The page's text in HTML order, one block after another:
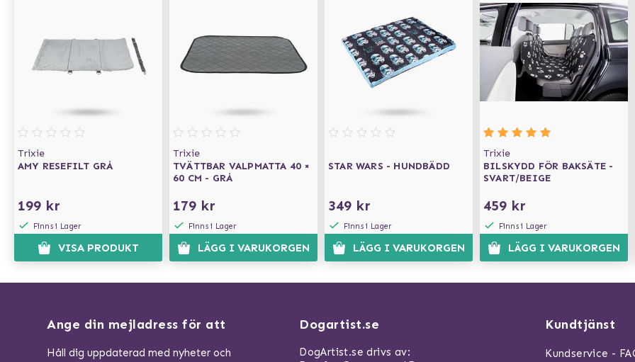
Trixie
AMY RESEFILT GRÅ
199 kr
Finns i Lager
VISA PRODUKT
Trixie
TVÄTTBAR VALPMATTA 40 ×
60 CM - GRÅ
179 kr
Finns i Lager
LÄGG I VARUKORGEN
STAR WARS - HUNDBÄDD
349 kr
Finns i Lager
LÄGG I VARUKORGEN
Trixie
BILSKYDD FÖR BAKSÄTE -
SVART/BEIGE
459 kr
Finns i Lager
LÄGG I VARUKORGEN
Ange din mejladress för att
Håll dig uppdaterad med nyheter och
Dogartist.se
DogArtist.se drivs av:
Kundtjänst
Kundservice -